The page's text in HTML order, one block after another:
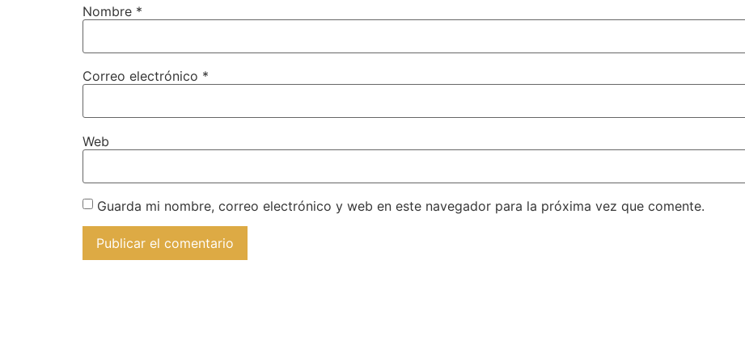
Nombre *
Correo electrónico *
Web
Guarda mi nombre, correo electrónico y web en este navegador para la próxima vez que comente.